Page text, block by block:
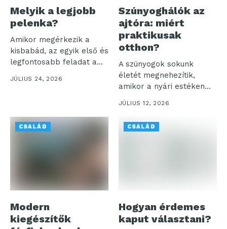
Melyik a legjobb
pelenka?
Amikor megérkezik a
kisbabád, az egyik első és
legfontosabb feladat a
megfelelő...
JÚLIUS 24, 2026
Szúnyoghálók az
ajtóra: miért
praktikusak
otthon?
A szúnyogok sokunk
életét megnehezítik,
amikor a nyári estéken
akarjuk élvezni a...
JÚLIUS 12, 2026
CSALÁD
Modern
kiegészítők
CSALÁD
Hogyan érdemes
kaput választani?